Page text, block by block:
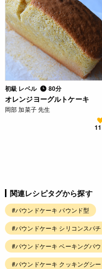
初級 レベル 80分
オレンジヨーグルトケーキ
岡部 加菜子 先生
関連レシピタグから探す
#パウンドケーキ パウンド型
#パウンドケーキ シリコンスパチ
#パウンドケーキ ベーキングパ
#パウンドケーキ クッキングシー